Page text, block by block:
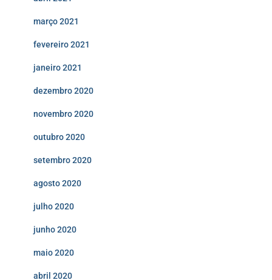
março 2021
fevereiro 2021
janeiro 2021
dezembro 2020
novembro 2020
outubro 2020
setembro 2020
agosto 2020
julho 2020
junho 2020
maio 2020
abril 2020